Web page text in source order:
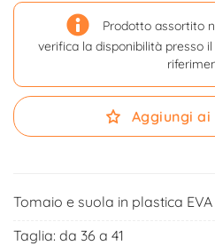
Prodotto assortito
verifica la disponibilità presso
Aggiungi
Tomaio e suola in plastica EVA
Taglia: da 36 a 41